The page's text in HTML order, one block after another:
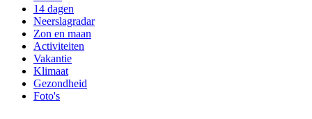
14 dagen
Neerslagradar
Zon en maan
Activiteiten
Vakantie
Klimaat
Gezondheid
Foto's